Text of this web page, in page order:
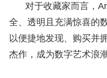
对于收藏家而言，
全、透明且充满惊喜的
以便捷地发现、购买并
杰作，成为数字艺术浪